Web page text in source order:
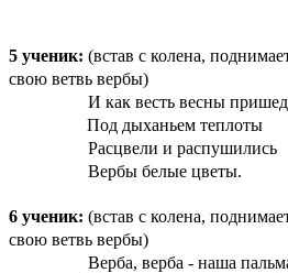
5 ученик: (встав с колена,
свою ветвь вербы)
И как весть весны
Под дыханьем теплоты
Расцвели и распушились
Вербы белые цветы.
6 ученик: (встав с колена,
свою ветвь вербы)
Верба, верба - наша